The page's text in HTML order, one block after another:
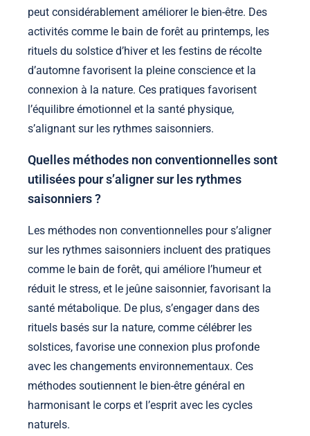
peut considérablement améliorer le bien-être. Des
activités comme le bain de forêt au printemps, les
rituels du solstice d’hiver et les festins de récolte
d’automne favorisent la pleine conscience et la
connexion à la nature. Ces pratiques favorisent
l’équilibre émotionnel et la santé physique,
s’alignant sur les rythmes saisonniers.
Quelles méthodes non conventionnelles sont
utilisées pour s’aligner sur les rythmes
saisonniers ?
Les méthodes non conventionnelles pour s’aligner
sur les rythmes saisonniers incluent des pratiques
comme le bain de forêt, qui améliore l’humeur et
réduit le stress, et le jeûne saisonnier, favorisant la
santé métabolique. De plus, s’engager dans des
rituels basés sur la nature, comme célébrer les
solstices, favorise une connexion plus profonde
avec les changements environnementaux. Ces
méthodes soutiennent le bien-être général en
harmonisant le corps et l’esprit avec les cycles
naturels.